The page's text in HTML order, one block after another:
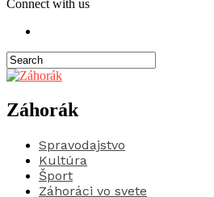
Connect with us
Záhorák
Spravodajstvo
Kultúra
Šport
Záhoráci vo svete